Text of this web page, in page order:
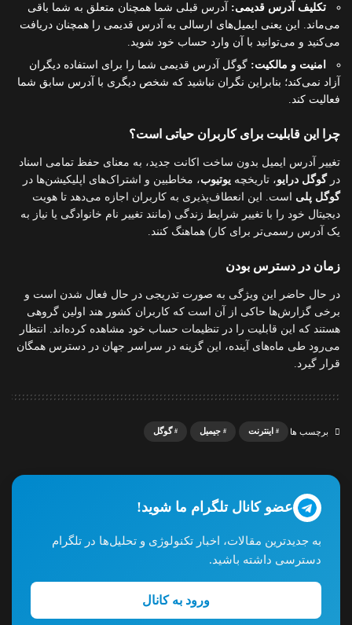
تکلیف آدرس قدیمی: آدرس قبلی شما همچنان متعلق به شما باقی
می‌ماند. این یعنی ایمیل‌های ارسالی به آدرس قدیمی را همچنان دریافت
می‌کنید و می‌توانید با آن وارد حساب خود شوید.
امنیت و مالکیت: گوگل آدرس قدیمی شما را برای استفاده دیگران
آزاد نمی‌کند؛ بنابراین نگران نباشید که شخص دیگری با آدرس سابق شما
فعالیت کند.
چرا این قابلیت برای کاربران حیاتی است؟
تغییر آدرس ایمیل بدون ساخت اکانت جدید، به معنای حفظ تمامی اسناد
درگوگل درایو، تاریخچه یوتیوب، مخاطبین و اشتراک‌های اپلیکیشن‌ها در
گوگل پلی است. این انعطاف‌پذیری به کاربران اجازه می‌دهد تا هویت
دیجیتال خود را با تغییر شرایط زندگی (مانند تغییر نام خانوادگی یا نیاز به
یک آدرس رسمی‌تر برای کار) هماهنگ کنند.
زمان در دسترس بودن
در حال حاضر این ویژگی به صورت تدریجی در حال فعال شدن است و
برخی گزارش‌ها حاکی از آن است که کاربران کشور هند اولین گروهی
هستند که این قابلیت را در تنظیمات حساب خود مشاهده کرده‌اند. انتظار
می‌رود طی ماه‌های آینده، این گزینه در سراسر جهان در دسترس همگان
قرار گیرد.
برچسب ها اینترنت جیمیل گوگل
عضو کانال تلگرام ما شوید!
به جدیدترین مقالات، اخبار تکنولوژی و تحلیل‌ها در تلگرام
دسترسی داشته باشید.
ورود به کانال